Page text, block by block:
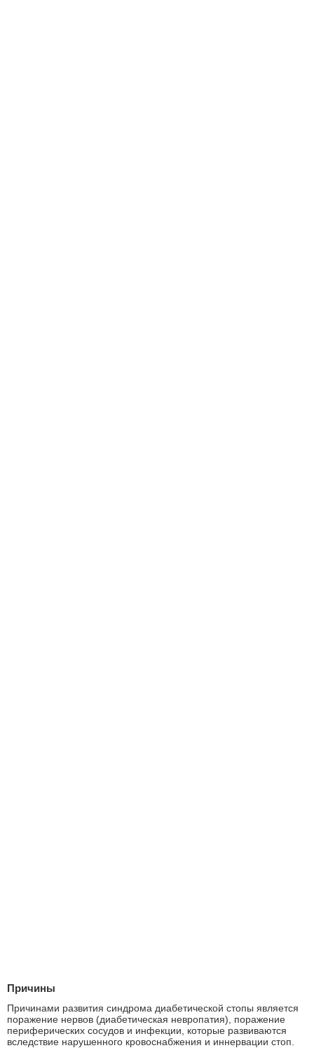
Причины
Причинами развития синдрома диабетической стопы является
поражение нервов (диабетическая невропатия), поражение
периферических сосудов и инфекции, которые развиваются
вследствие нарушенного кровоснабжения и иннервации стоп.